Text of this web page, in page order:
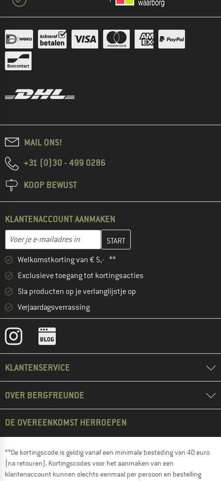
MAIL ONS!
+31 (0)30 - 499 0286
KOOP BEWUST
KLANTENACCOUNT AANMAKEN
E-mailadres
Vul je e-mailadres hier in en maak in de volgende stap je
Welkomstkorting van € 5,- **
Exclusieve toegang tot kortingsacties
Sla producten op je verlanglijstje op
Verjaardagsverrassing
KLANTENSERVICE
OVER BERGFREUNDE
DE OVEREENKOMST HERROEPEN
**De kortingscode is geldig vanaf een minimale besteding van 40 euro
(na retouren). Kortingscodes voor het aanmaken van een
klantenaccount kunnen slechts eenmaal per persoon en bestelling